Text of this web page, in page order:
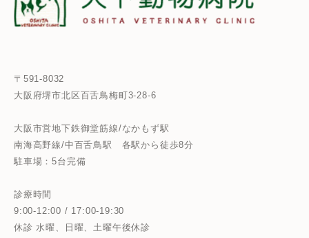
〒591-8032
大阪府堺市北区百舌鳥梅町3-28-6
大阪市営地下鉄御堂筋線/なかもず駅
南海高野線/中百舌鳥駅 各駅から徒歩8分
駐車場：5台完備
診療時間
9:00-12:00 / 17:00-19:30
休診 水曜、日曜、土曜午後休診